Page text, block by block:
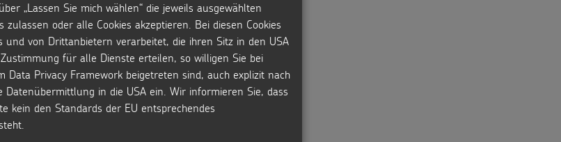
MEHR ANZEIGEN
„Lassen Sie mich wählen“ die jeweils ausgewählten
zulassen oder alle Cookies akzeptieren. Bei diesen Cookies
und von Drittanbietern verarbeitet, die ihren Sitz in den USA
für alle Dienste erteilen, so willigen Sie bei
Data Privacy Framework beigetreten sind, auch explizit nach
Datenübermittlung in die USA ein. Wir informieren Sie, dass
kein den Standards der EU entsprechendes